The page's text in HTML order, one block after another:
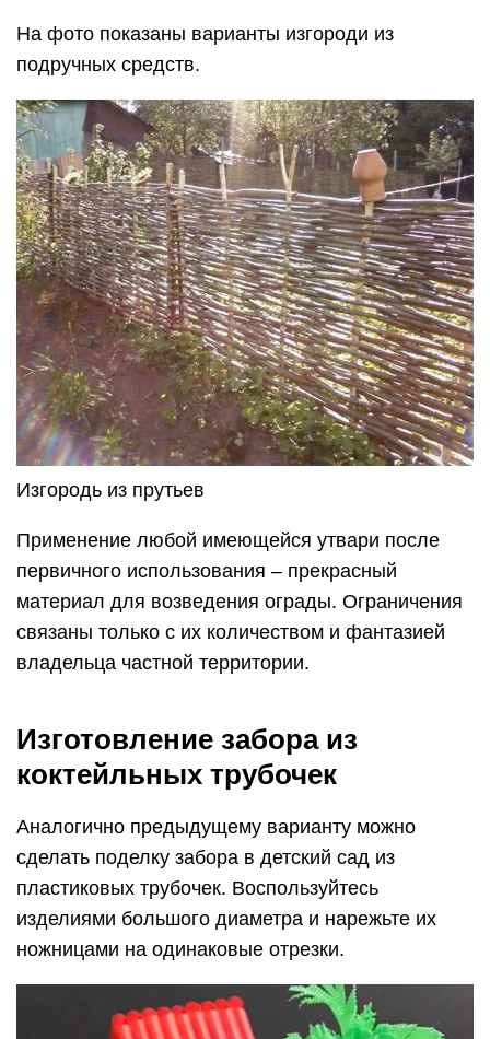
На фото показаны варианты изгороди из
подручных средств.
Изгородь из прутьев
Применение любой имеющейся утвари после
первичного использования – прекрасный
материал для возведения ограды. Ограничения
связаны только с их количеством и фантазией
владельца частной территории.
Изготовление забора из
коктейльных трубочек
Аналогично предыдущему варианту можно
сделать поделку забора в детский сад из
пластиковых трубочек. Воспользуйтесь
изделиями большого диаметра и нарежьте их
ножницами на одинаковые отрезки.